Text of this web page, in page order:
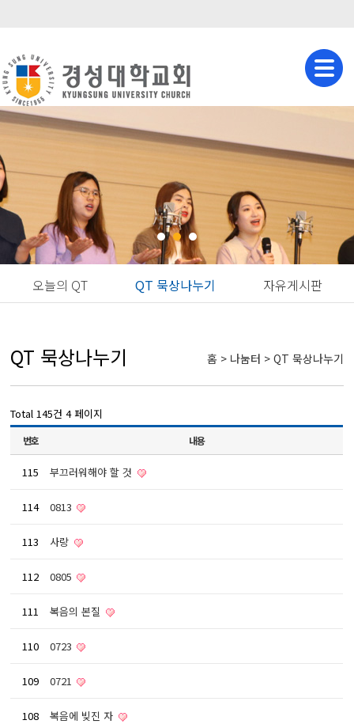
오늘의 QT QT 묵상나누기 자유게시판
QT 묵상나누기 홈 > 나눔터 > QT 묵상나누기
Total 145건 4 페이지
번호 내용
115 부끄러워해야 할 것
114 0813
113 사랑
112 0805
111 복음의 본질
110 0723
109 0721
108 복음에 빚진 자